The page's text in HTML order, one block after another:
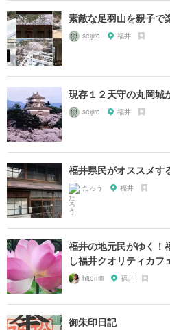
素敵な足羽山を親子で
seijiro 福井
現存１２天守の丸岡城
seijiro 福井
福井県民がオススメす
たろう 福井
福井の地元民がゆく！
し福井クオリティカフ
hitomiii 福井
御朱印日記